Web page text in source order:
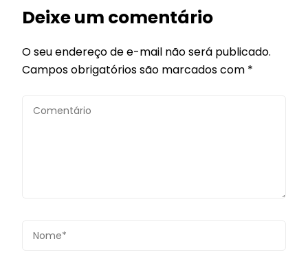
Deixe um comentário
O seu endereço de e-mail não será publicado.
Campos obrigatórios são marcados com *